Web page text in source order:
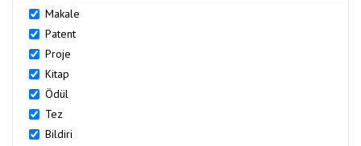
Makale
Patent
Proje
Kitap
Ödül
Tez
Bildiri